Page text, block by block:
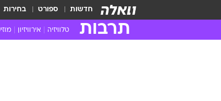
חדשות ספורט בחירות
תרבות טלוויזיה אירוויזיון